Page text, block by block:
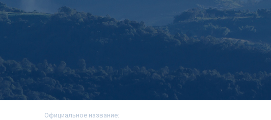
Официальное название: